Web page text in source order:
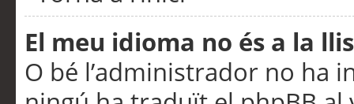
El meu idioma no és a la
O bé l’administrador no ha